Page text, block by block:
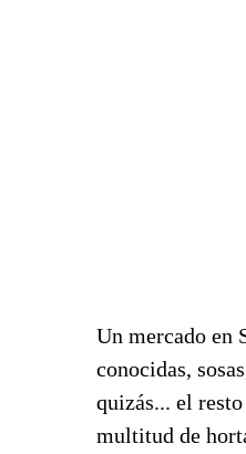
Un mercado en
conocidas,
quizás... el
multitud de